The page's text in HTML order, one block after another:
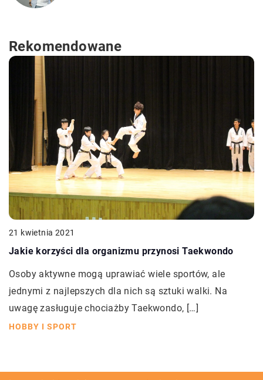
Rekomendowane
21 kwietnia 2021
Jakie korzyści dla organizmu przynosi Taekwondo
Osoby aktywne mogą uprawiać wiele sportów, ale
jednymi z najlepszych dla nich są sztuki walki. Na
uwagę zasługuje chociażby Taekwondo, […]
HOBBY I SPORT